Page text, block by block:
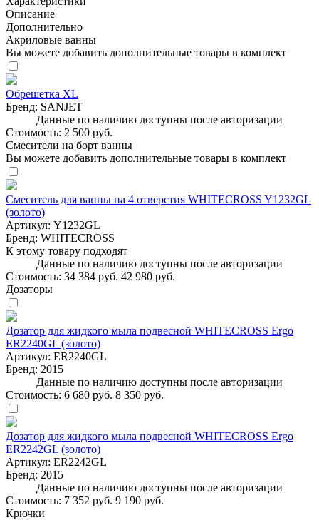
Описание
Дополнительно
Акриловые ванны
Вы можете добавить дополнительные товары в комплект
Обрешетка XL
Бренд: SANJET
Данные по наличию доступны после авторизации
Стоимость: 2 500 руб.
Смесители на борт ванны
Вы можете добавить дополнительные товары в комплект
Смеситель для ванны на 4 отверстия WHITECROSS Y1232GL
(золото)
Артикул: Y1232GL
Бренд: WHITECROSS
К этому товару подходят
Данные по наличию доступны после авторизации
Стоимость: 34 384 руб. 42 980 руб.
Дозаторы
Дозатор для жидкого мыла подвесной WHITECROSS Ergo
ER2240GL (золото)
Артикул: ER2240GL
Бренд: 2015
Данные по наличию доступны после авторизации
Стоимость: 6 680 руб. 8 350 руб.
Дозатор для жидкого мыла подвесной WHITECROSS Ergo
ER2242GL (золото)
Артикул: ER2242GL
Бренд: 2015
Данные по наличию доступны после авторизации
Стоимость: 7 352 руб. 9 190 руб.
Крючки